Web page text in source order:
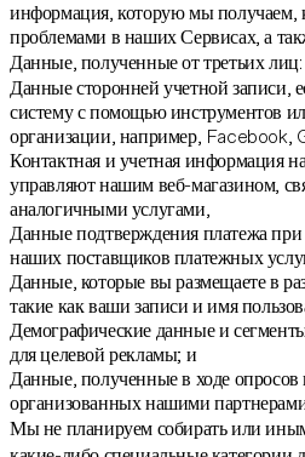
информация, которую мы получаем,
проблемами в наших Сервисах, а
Данные, полученные от третьих лиц:
Данные сторонней учетной записи,
систему с помощью инструментов
организации, например, Facebook,
Контактная и учетная информация
управляют нашим веб-магазином,
аналогичными услугами,
Данные подтверждения платежа
наших поставщиков платежных
Данные, которые вы размещаете в
такие как ваши записи и имя
Демографические данные и
для целевой рекламы; и
Данные, полученные в ходе опросов
организованных нашими
Мы не планируем собирать или